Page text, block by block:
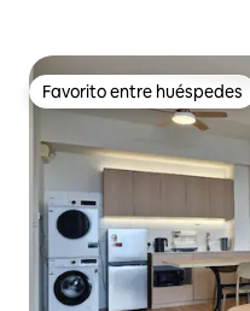
Favorito entre huéspedes
Favorito entre huéspedes